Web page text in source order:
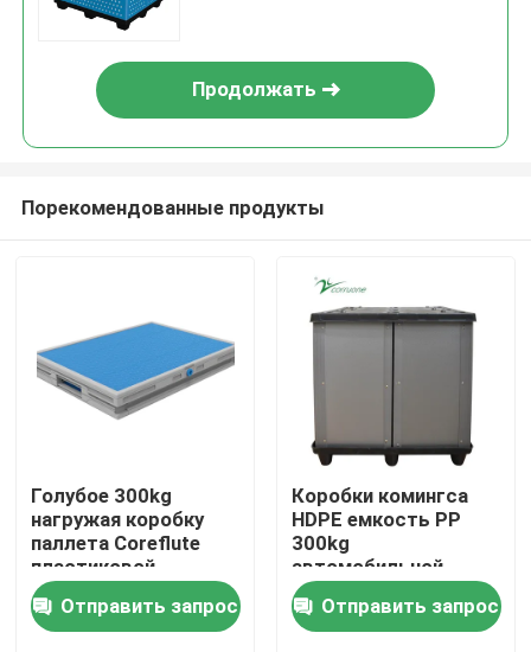
Домой
Продукты
Видеозаписи
О нас
Продолжать
Порекомендованные продукты
Голубое 300kg
нагружая коробку
паллета Coreflute
пластиковой
коробки комингса
складную
пластиковую
Отправить запрос
Коробки комингса
HDPE емкость PP
300kg
автомобильной
пластиковой
складная
Отправить запрос